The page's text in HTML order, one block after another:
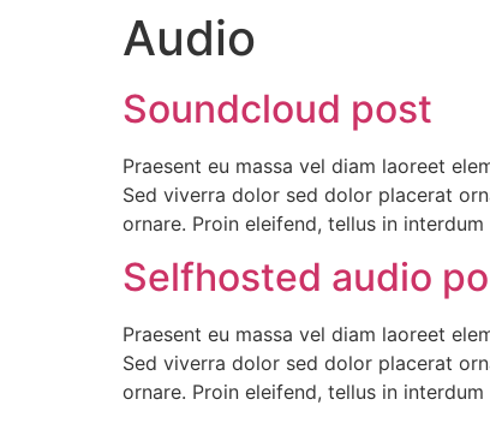
Audio
Soundcloud post
Praesent eu massa vel diam laoreet
Sed viverra dolor sed dolor placerat
ornare. Proin eleifend, tellus in
Selfhosted audio
Praesent eu massa vel diam laoreet
Sed viverra dolor sed dolor placerat
ornare. Proin eleifend, tellus in